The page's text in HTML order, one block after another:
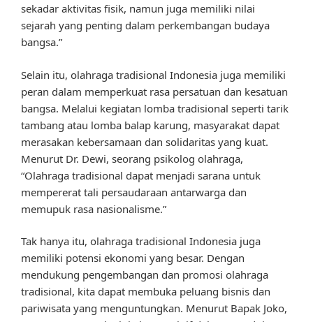
sekadar aktivitas fisik, namun juga memiliki nilai
sejarah yang penting dalam perkembangan budaya
bangsa.”
Selain itu, olahraga tradisional Indonesia juga memiliki
peran dalam memperkuat rasa persatuan dan kesatuan
bangsa. Melalui kegiatan lomba tradisional seperti tarik
tambang atau lomba balap karung, masyarakat dapat
merasakan kebersamaan dan solidaritas yang kuat.
Menurut Dr. Dewi, seorang psikolog olahraga,
“Olahraga tradisional dapat menjadi sarana untuk
mempererat tali persaudaraan antarwarga dan
memupuk rasa nasionalisme.”
Tak hanya itu, olahraga tradisional Indonesia juga
memiliki potensi ekonomi yang besar. Dengan
mendukung pengembangan dan promosi olahraga
tradisional, kita dapat membuka peluang bisnis dan
pariwisata yang menguntungkan. Menurut Bapak Joko,